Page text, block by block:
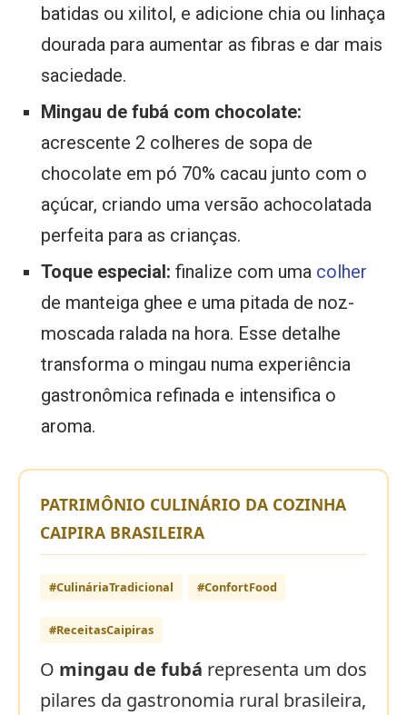
batidas ou xilitol, e adicione chia ou linhaça
dourada para aumentar as fibras e dar mais
saciedade.
Mingau de fubá com chocolate:
acrescente 2 colheres de sopa de
chocolate em pó 70% cacau junto com o
açúcar, criando uma versão achocolatada
perfeita para as crianças.
Toque especial: finalize com uma colher
de manteiga ghee e uma pitada de noz-
moscada ralada na hora. Esse detalhe
transforma o mingau numa experiência
gastronômica refinada e intensifica o
aroma.
PATRIMÔNIO CULINÁRIO DA COZINHA
CAIPIRA BRASILEIRA
#CulináriaTradicional #ConfortFood
#ReceitasCaipiras
O mingau de fubá representa um dos
pilares da gastronomia rural brasileira,